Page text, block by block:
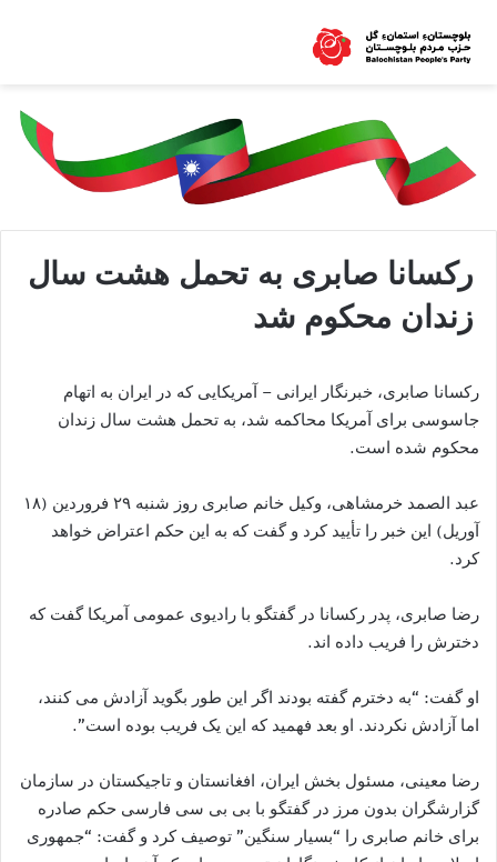
رکسانا صابری به تحمل هشت سال
زندان محکوم شد
رکسانا صابری، خبرنگار ایرانی – آمریکایی که در ایران به اتهام
جاسوسی برای آمریکا محاکمه شد، به تحمل هشت سال زندان
محکوم شده است.
عبد الصمد خرمشاهی، وکیل خانم صابری روز شنبه ۲۹ فروردین (۱۸
آوریل) این خبر را تأیید کرد و گفت که به این حکم اعتراض خواهد
کرد.
رضا صابری، پدر رکسانا در گفتگو با رادیوی عمومی آمریکا گفت که
دخترش را فریب داده اند.
او گفت: “به دخترم گفته بودند اگر این طور بگوید آزادش می کنند،
اما آزادش نکردند. او بعد فهمید که این یک فریب بوده است”.
رضا معینی، مسئول بخش ایران، افغانستان و تاجیکستان در سازمان
گزارشگران بدون مرز در گفتگو با بی بی سی فارسی حکم صادره
برای خانم صابری را “بسیار سنگین” توصیف کرد و گفت: “جمهوری